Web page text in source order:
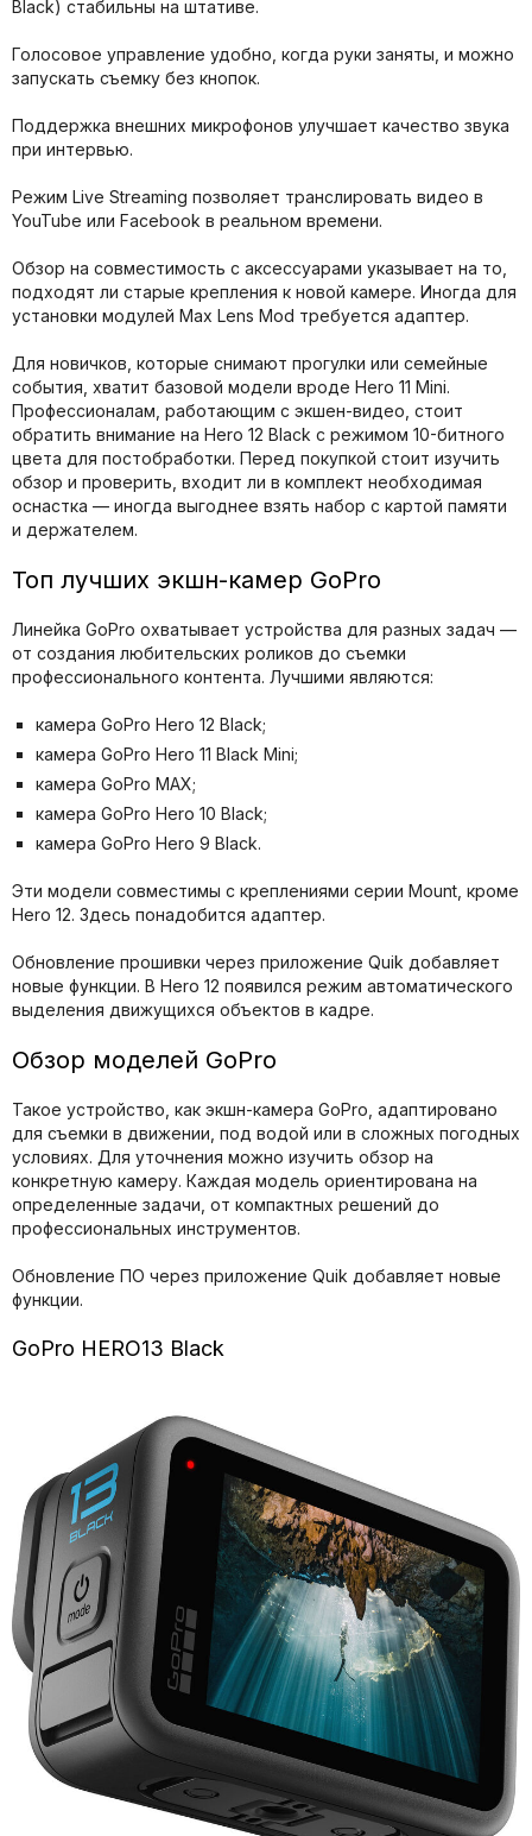
Black) стабильны на штативе.
Голосовое управление удобно, когда руки заняты, и можно
запускать съемку без кнопок.
Поддержка внешних микрофонов улучшает качество звука
при интервью.
Режим Live Streaming позволяет транслировать видео в
YouTube или Facebook в реальном времени.
Обзор на совместимость с аксессуарами указывает на то,
подходят ли старые крепления к новой камере. Иногда для
установки модулей Max Lens Mod требуется адаптер.
Для новичков, которые снимают прогулки или семейные
события, хватит базовой модели вроде Hero 11 Mini.
Профессионалам, работающим с экшен-видео, стоит
обратить внимание на Hero 12 Black с режимом 10-битного
цвета для постобработки. Перед покупкой стоит изучить
обзор и проверить, входит ли в комплект необходимая
оснастка — иногда выгоднее взять набор с картой памяти
и держателем.
Топ лучших экшн-камер GoPro
Линейка GoPro охватывает устройства для разных задач —
от создания любительских роликов до съемки
профессионального контента. Лучшими являются:
камера GoPro Hero 12 Black;
камера GoPro Hero 11 Black Mini;
камера GoPro MAX;
камера GoPro Hero 10 Black;
камера GoPro Hero 9 Black.
Эти модели совместимы с креплениями серии Mount, кроме
Hero 12. Здесь понадобится адаптер.
Обновление прошивки через приложение Quik добавляет
новые функции. В Hero 12 появился режим автоматического
выделения движущихся объектов в кадре.
Обзор моделей GoPro
Такое устройство, как экшн-камера GoPro, адаптировано
для съемки в движении, под водой или в сложных погодных
условиях. Для уточнения можно изучить обзор на
конкретную камеру. Каждая модель ориентирована на
определенные задачи, от компактных решений до
профессиональных инструментов.
Обновление ПО через приложение Quik добавляет новые
функции.
GoPro HERO13 Black